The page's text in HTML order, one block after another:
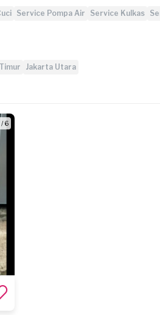
Service Pompa Air Service Kulkas
Jakarta Utara
/ 6